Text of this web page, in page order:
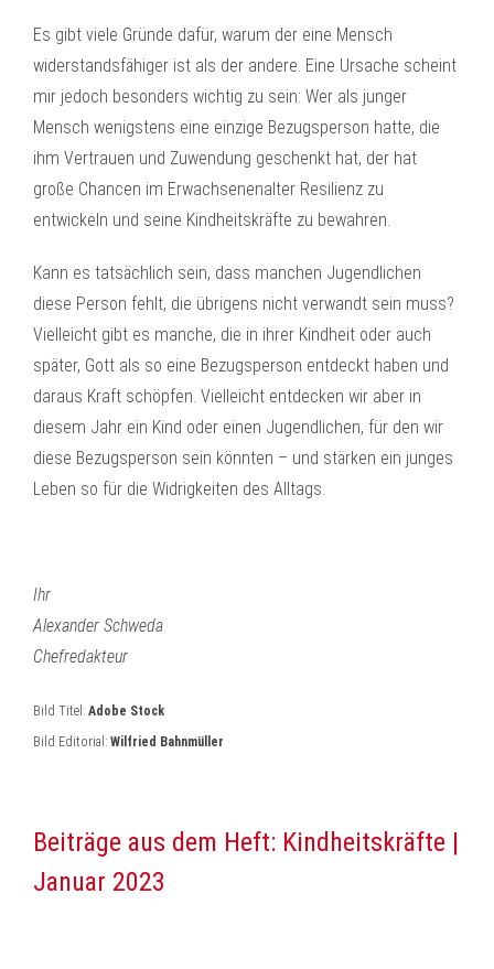
Es gibt viele Gründe dafür, warum der eine Mensch
widerstandsfähiger ist als der andere. Eine Ursache scheint
mir jedoch besonders wichtig zu sein: Wer als junger
Mensch wenigstens eine einzige Bezugsperson hatte, die
ihm Vertrauen und Zuwendung geschenkt hat, der hat
große Chancen im Erwachsenenalter Resilienz zu
entwickeln und seine Kindheitskräfte zu bewahren.
Kann es tatsächlich sein, dass manchen Jugendlichen
diese Person fehlt, die übrigens nicht verwandt sein muss?
Vielleicht gibt es manche, die in ihrer Kindheit oder auch
später, Gott als so eine Bezugsperson entdeckt haben und
daraus Kraft schöpfen. Vielleicht entdecken wir aber in
diesem Jahr ein Kind oder einen Jugendlichen, für den wir
diese Bezugsperson sein könnten – und stärken ein junges
Leben so für die Widrigkeiten des Alltags.
Ihr
Alexander Schweda
Chefredakteur
Bild Titel: Adobe Stock
Bild Editorial: Wilfried Bahnmüller
Beiträge aus dem Heft: Kindheitskräfte |
Januar 2023